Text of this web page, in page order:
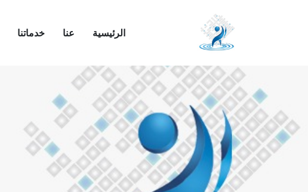
الرئيسية عنا خدماتنا